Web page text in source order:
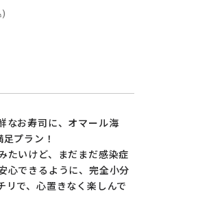
)
なお寿司に、オマール海
プラン！
たいけど、まだまだ感染症
心できるように、完全小分
リで、心置きなく楽しんで